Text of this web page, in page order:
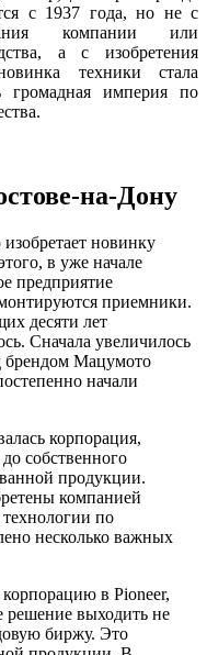
с 1937 года, но не с
компании или
а с изобретения
техники стала
громадная империя по
на-Дону
новинку
в уже начале
предприятие
приемники.
десяти лет
Сначала увеличилось
брендом Мацумото
начали
корпорация,
собственного
продукции.
компанией
по
несколько важных
в Pioneer,
решение выходить не
биржу. Это